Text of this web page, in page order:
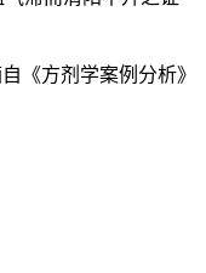
《方剂学案例分析》